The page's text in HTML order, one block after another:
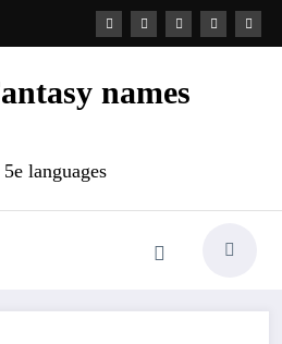
names
languages